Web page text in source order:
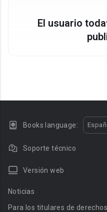
El usuario
Books language:
Soporte técnico
Versión web
Noticias
Para los titulares de